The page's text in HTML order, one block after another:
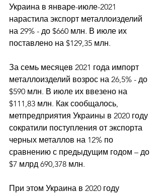
Украина в январе-июле-2021
нарастила экспорт металлоизделий
на 29% - до $660 млн. В июле их
поставлено на $129,35 млн.
За семь месяцев 2021 года импорт
металлоизделий возрос на 26,5% - до
$590 млн. В июле их ввезено на
$111,83 млн. Как сообщалось,
метпредприятия Украины в 2020 году
сократили поступления от экспорта
черных металлов на 12% по
сравнению с предыдущим годом – до
$7 млрд 690,378 млн.
При этом Украина в 2020 году